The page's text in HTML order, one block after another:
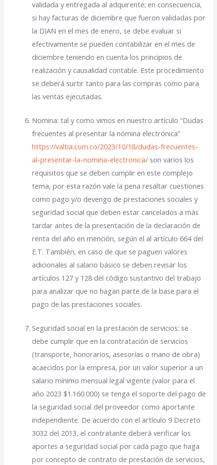
validada y entregada al adquirente; en consecuencia,
si hay facturas de diciembre que fueron validadas por
la DIAN en el mes de enero, se debe evaluar si
efectivamente se pueden contabilizar en el mes de
diciembre teniendo en cuenta los principios de
realización y causalidad contable. Este procedimiento
se deberá surtir tanto para las compras como para
las ventas ejecutadas.
Nomina: tal y como vimos en nuestro artículo “Dudas
frecuentes al presentar la nómina electrónica”
https://valtia.com.co/2023/10/18/dudas-frecuentes-
al-presentar-la-nomina-electronica/ son varios los
requisitos que se deben cumplir en este complejo
tema, por esta razón vale la pena resaltar cuestiones
como pago y/o devengo de prestaciones sociales y
seguridad social que deben estar cancelados a más
tardar antes de la presentación de la declaración de
renta del año en mención, según el al artículo 664 del
E.T. También, en caso de que se paguen valores
adicionales al salario básico se deben revisar los
artículos 127 y 128 del código sustantivo del trabajo
para analizar que no hagan parte de la base para el
pago de las prestaciones sociales.
Seguridad social en la prestación de servicios: se
debe cumplir que en la contratación de servicios
(transporte, honorarios, asesorías o mano de obra)
acaecidos por la empresa, por un valor superior a un
salario mínimo mensual legal vigente (valor para el
año 2023 $1.160.000) se tenga el soporte del pago de
la seguridad social del proveedor como aportante
independiente. De acuerdo con el artículo 9 Decreto
3032 del 2013, el contratante deberá verificar los
aportes a seguridad social por cada pago que haga
por concepto de contrato de prestación de servicios,